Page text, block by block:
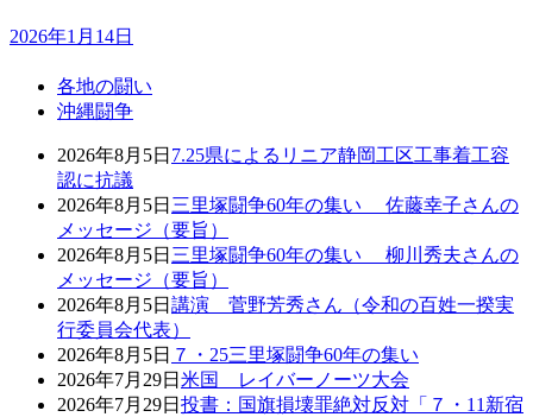
2026年1月14日
各地の闘い
沖縄闘争
2026年8月5日 7.25県によるリニア静岡工区工事着工容
認に抗議
2026年8月5日 三里塚闘争60年の集い 佐藤幸子さんの
メッセージ（要旨）
2026年8月5日 三里塚闘争60年の集い 柳川秀夫さんの
メッセージ（要旨）
2026年8月5日 講演 菅野芳秀さん（令和の百姓一揆実
行委員会代表）
2026年8月5日 ７・25三里塚闘争60年の集い
2026年7月29日 米国 レイバーノーツ大会
2026年7月29日 投書：国旗損壊罪絶対反対「７・11新宿